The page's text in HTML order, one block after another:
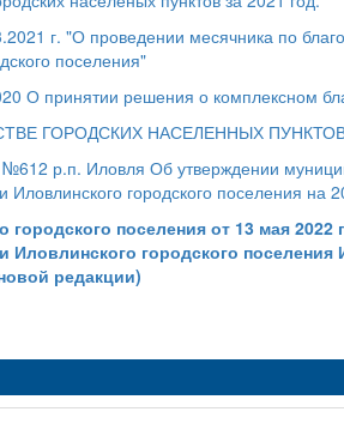
г. "О проведении месячника по
поселения"
О принятии решения о комплексном
ГОРОДСКИХ НАСЕЛЕННЫХ ПУНКТОВ
р.п. Иловля Об утверждении
Иловлинского городского поселения на
поселения от 13 мая 2022
Иловлинского городского
редакции)